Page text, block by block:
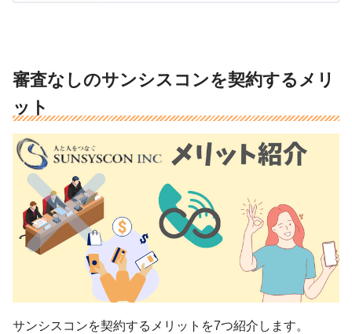
審査なしのサンシスコンを契約するメリ
ット
サンシスコンを契約するメリットを7つ紹介します。